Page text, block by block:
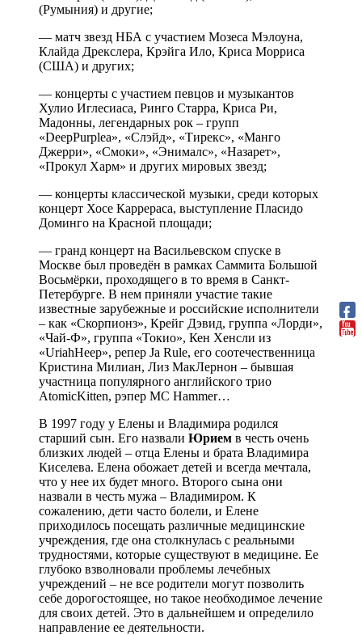
(Румыния) и другие;
— матч звезд НБА с участием Мозеса Мэлоуна,
Клайда Дрекслера, Крэйга Ило, Криса Морриса
(США) и других;
— концерты с участием певцов и музыкантов
Хулио Иглесиаса, Ринго Старра, Криса Ри,
Мадонны, легендарных рок – групп
«DeepPurplеа», «Слэйд», «Тирекс», «Манго
Джерри», «Смоки», «Энималс», «Назарет»,
«Прокул Харм» и других мировых звезд;
— концерты классической музыки, среди которых
концерт Хосе Каррераса, выступление Пласидо
Доминго на Красной площади;
— гранд концерт на Васильевском спуске в
Москве был проведён в рамках Саммита Большой
Восьмёрки, проходящего в то время в Санкт-
Петербурге. В нем приняли участие такие
известные зарубежные и российские исполнители
– как «Скорпионз», Крейг Дэвид, группа «Лорди»,
«Чай-Ф», группа «Токио», Кен Хенсли из
«UriahHeep», репер Ja Rule, его соотечественница
Кристина Милиан, Лиз МакЛернон – бывшая
участница популярного английского трио
AtomicKitten, рэпер MC Hammer…
В 1997 году у Елены и Владимира родился
старший сын. Его назвали Юрием в честь очень
близких людей – отца Елены и брата Владимира
Киселева. Елена обожает детей и всегда мечтала,
что у нее их будет много. Второго сына они
назвали в честь мужа – Владимиром. К
сожалению, дети часто болели, и Елене
приходилось посещать различные медицинские
учреждения, где она столкнулась с реальными
трудностями, которые существуют в медицине. Ее
глубоко взволновали проблемы лечебных
учреждений – не все родители могут позволить
себе дорогостоящее, но такое необходимое лечение
для своих детей. Это в дальнейшем и определило
направление ее деятельности.